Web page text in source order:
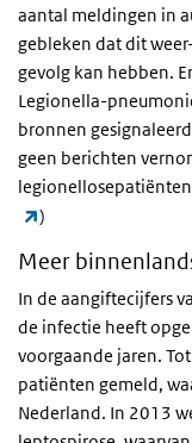
aantal meldingen in
gebleken dat dit
gevolg kan hebben.
Legionella-
bronnen
geen berichten
(externe link)
)
Meer
In de aangiftecijfers
de infectie heeft
voorgaande jaren.
patiënten gemeld,
Nederland. In 2013